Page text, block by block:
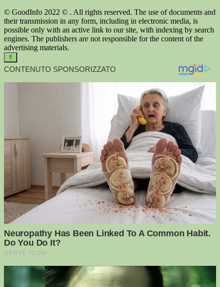
© GoodInfo 2022 © . All rights reserved. The use of documents and
their transmission in any form, including in electronic media, is
possible only with an active link to our site, with indexing by search
engines. The publishers are not responsible for the content of the
advertising materials.